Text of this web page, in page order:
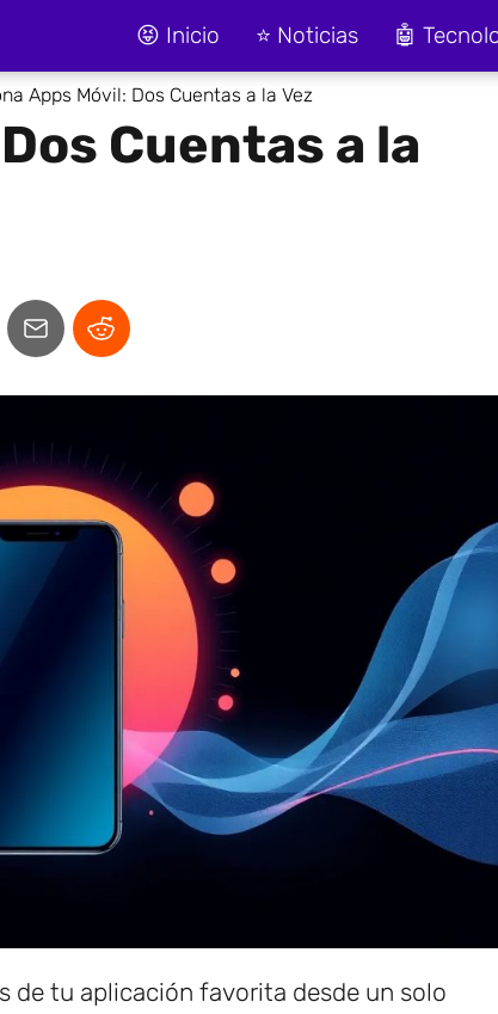
😝 Inicio ⭐ Noticias 🤖
Apps Móvil: Dos Cuentas a la Vez
Cuentas a la
de tu aplicación favorita desde un solo